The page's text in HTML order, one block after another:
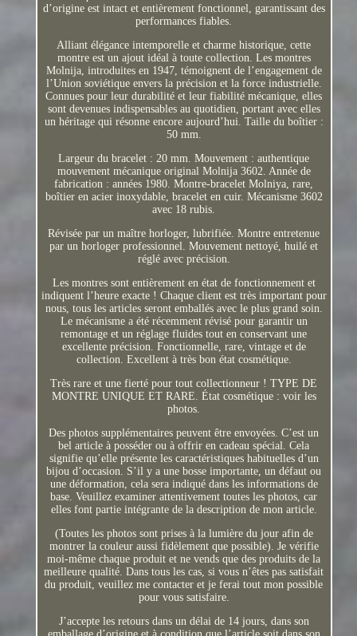
d’origine est intact et entièrement fonctionnel, garantissant des
performances fiables.
Alliant élégance intemporelle et charme historique, cette
montre est un ajout idéal à toute collection. Les montres
Molnija, introduites en 1947, témoignent de l’engagement de
l’Union soviétique envers la précision et la force industrielle.
Connues pour leur durabilité et leur fiabilité mécanique, elles
sont devenues indispensables au quotidien, portant avec elles
un héritage qui résonne encore aujourd’hui. Taille du boîtier :
50 mm.
Largeur du bracelet : 20 mm. Mouvement : authentique
mouvement mécanique original Molnija 3602. Année de
fabrication : années 1980. Montre-bracelet Molniya, rare,
boîtier en acier inoxydable, bracelet en cuir. Mécanisme 3602
avec 18 rubis.
Révisée par un maître horloger, lubrifiée. Montre entretenue
par un horloger professionnel. Mouvement nettoyé, huilé et
réglé avec précision.
Les montres sont entièrement en état de fonctionnement et
indiquent l’heure exacte ! Chaque client est très important pour
nous, tous les articles seront emballés avec le plus grand soin.
Le mécanisme a été récemment révisé pour garantir un
remontage et un réglage fluides tout en conservant une
excellente précision. Fonctionnelle, rare, vintage et de
collection. Excellent à très bon état cosmétique.
Très rare et une fierté pour tout collectionneur ! TYPE DE
MONTRE UNIQUE ET RARE. État cosmétique : voir les
photos.
Des photos supplémentaires peuvent être envoyées. C’est un
bel article à posséder ou à offrir en cadeau spécial. Cela
signifie qu’elle présente les caractéristiques habituelles d’un
bijou d’occasion. S’il y a une bosse importante, un défaut ou
une déformation, cela sera indiqué dans les informations de
base. Veuillez examiner attentivement toutes les photos, car
elles font partie intégrante de la description de mon article.
(Toutes les photos sont prises à la lumière du jour afin de
montrer la couleur aussi fidèlement que possible). Je vérifie
moi-même chaque produit et ne vends que des produits de la
meilleure qualité. Dans tous les cas, si vous n’êtes pas satisfait
du produit, veuillez me contacter et je ferai tout mon possible
pour vous satisfaire.
J’accepte les retours dans un délai de 14 jours, dans son